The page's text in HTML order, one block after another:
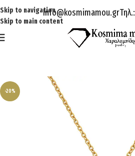
Skip to navigation
Skip to main content
Info@kosmimamou.grΤηλ.:
-20%